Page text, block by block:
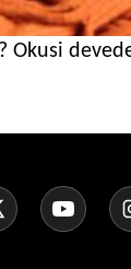
Okusi